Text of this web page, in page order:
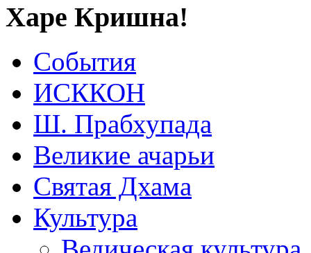
Харе Кришна!
События
ИСККОН
Ш. Прабхупада
Великие ачарьи
Святая Дхама
Культура